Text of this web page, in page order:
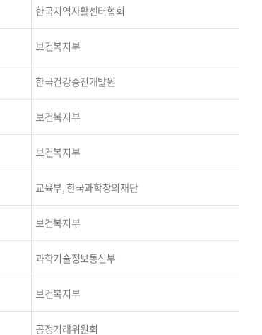
한국지역자활센터협회
보건복지부
한국건강증진개발원
보건복지부
보건복지부
교육부, 한국과학창의재단
보건복지부
과학기술정보통신부
보건복지부
공정거래위원회